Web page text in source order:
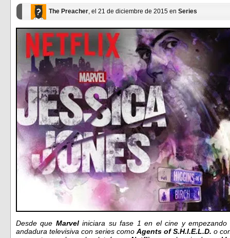
The Preacher, el 21 de diciembre de 2015 en Series
Desde que Marveliniciara su fase 1 en el cine y
andadura televisiva con series como Agents of S.H.I.E.L.D. o